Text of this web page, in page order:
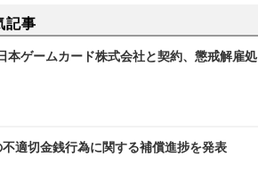
記事
ゲームカード株式会社と契約、懲戒解雇処
適切金銭行為に関する補償進捗を発表